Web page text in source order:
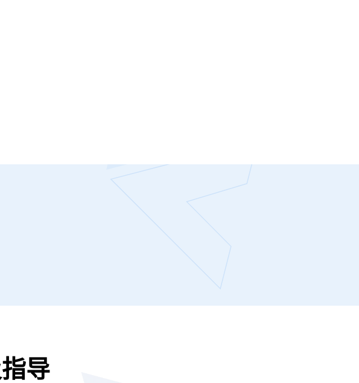
导